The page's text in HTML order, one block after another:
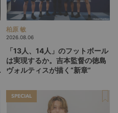
柏原 敏
2026.08.06
「13人、14人」のフットボール
は実現するか。吉本監督の徳島
ヴォルティスが描く“新章”
SPECIAL